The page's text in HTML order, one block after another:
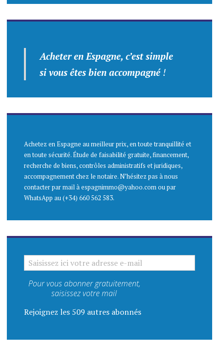
Acheter en Espagne, c’est simple
si vous êtes bien accompagné!
Achetez en Espagne au meilleur prix, en toute tranquillité et
en toute sécurité. Étude de faisabilité gratuite, financement,
recherche de biens, contrôles administratifs et juridiques,
accompagnement chez le notaire. N’hésitez pas à nous
contacter par mail à espagnimmo@yahoo.com ou par
WhatsApp au (+34) 660 562 583.
SAISISSEZ ICI VOTRE ADRESSE E-MAIL
Pour vous abonner gratuitement,
saisissez votre mail
Rejoignez les 509 autres abonnés